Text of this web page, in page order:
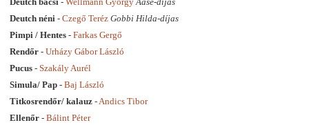
Deutch néni - Czegő Teréz Gobbi Hilda-díjas
Pimpi / Hentes - Farkas Gergő
Rendőr - Urházy Gábor László
Pucus - Szakály Aurél
Simula/ Pap - Baj László
Titkosrendőr/ kalauz - Andics Tibor
Ellenőr - Bálint Péter